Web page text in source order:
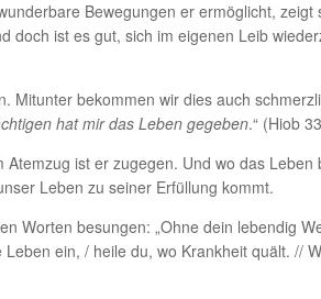
Bewegungen er ermöglicht,
ist es gut, sich im eigenen Leib
Mitunter bekommen wir dies auch
hat mir das Leben gegeben.“ (Hiob
ist er zugegen. Und wo das
Leben zu seiner Erfüllung kommt.
Worten besungen: „Ohne dein lebendig
ein, / heile du, wo Krankheit quält. //